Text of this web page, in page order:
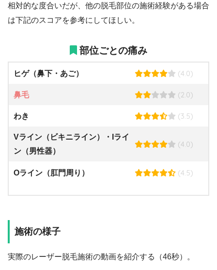
相対的な度合いだが、他の脱毛部位の施術経験がある場合
は下記のスコアを参考にしてほしい。
部位ごとの痛み
ヒゲ（鼻下・あご） (4.0)
鼻毛 (2.0)
わき (3.5)
Vライン（ビキニライン）・Iライ
ン（男性器）
(4.0)
Oライン（肛門周り） (4.5)
施術の様子
実際のレーザー脱毛施術の動画を紹介する（46秒）。